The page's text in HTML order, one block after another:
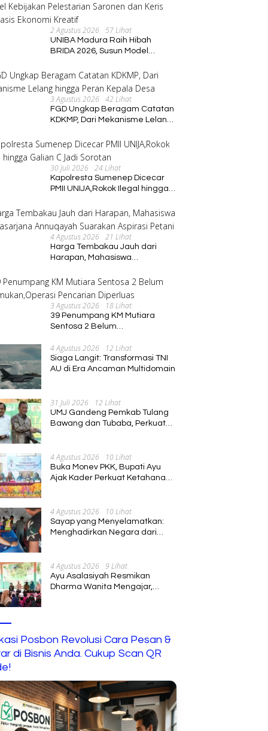
2 Agustus 2026 57 Lihat
UNIBA Madura Raih Hibah
BRIDA 2026, Susun Model
dan Keris Berbasis Ekonomi
Kreatif
3 Agustus 2026 42 Lihat
FGD Ungkap Beragam Catatan
KDKMP, Dari Mekanisme Lelang
30 Juli 2026 24 Lihat
Kapolresta Sumenep Dicecar
PMII UNIJA,Rokok Ilegal hingga
4 Agustus 2026 21 Lihat
Harga Tembakau Jauh dari
Harapan, Mahasiswa
Suarakan Aspirasi Petani
3 Agustus 2026 18 Lihat
39 Penumpang KM Mutiara
Sentosa 2 Belum
Diperluas
4 Agustus 2026 12 Lihat
Siaga Langit: Transformasi TNI
AU di Era Ancaman Multidomain
31 Juli 2026 12 Lihat
UMJ Gandeng Pemkab Tulang
Bawang dan Tubaba, Perkuat
4 Agustus 2026 10 Lihat
Buka Monev PKK, Bupati Ayu
Ajak Kader Perkuat Ketahanan
4 Agustus 2026 10 Lihat
Sayap yang Menyelamatkan:
Menghadirkan Negara dari
4 Agustus 2026 9 Lihat
Ayu Asalasiyah Resmikan
Dharma Wanita Mengajar,
Posbon Revolusi Cara Pesan &
di Bisnis Anda. Cukup Scan QR